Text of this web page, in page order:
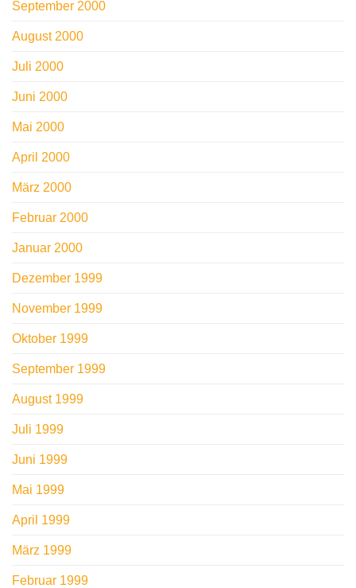
September 2000
August 2000
Juli 2000
Juni 2000
Mai 2000
April 2000
März 2000
Februar 2000
Januar 2000
Dezember 1999
November 1999
Oktober 1999
September 1999
August 1999
Juli 1999
Juni 1999
Mai 1999
April 1999
März 1999
Februar 1999